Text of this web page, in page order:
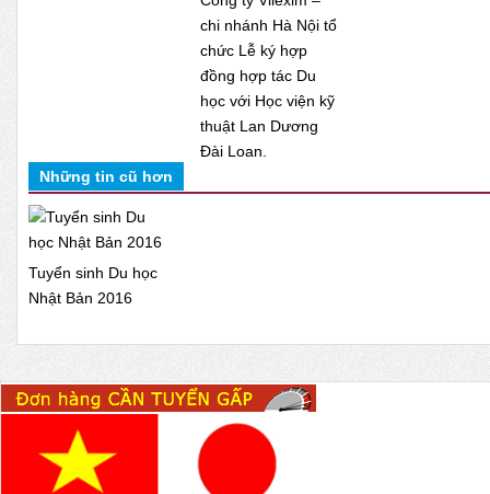
chi nhánh Hà Nội tổ
chức Lễ ký hợp
đồng hợp tác Du
học với Học viện kỹ
thuật Lan Dương
Đài Loan.
Những tin cũ hơn
Tuyển sinh Du học
Nhật Bản 2016